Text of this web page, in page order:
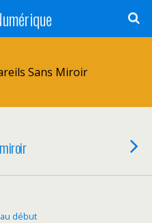
Sans Miroir
début